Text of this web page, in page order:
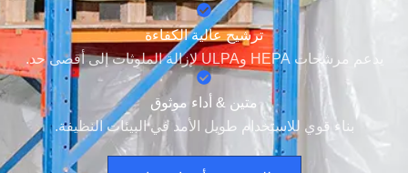
ترشيح عالية الكفاءة
يدعم مرشحات HEPA وULPA لإزالة الملوثات إلى أقصى حد.
متين & أداء موثوق
بناء قوي للاستخدام طويل الأمد في البيئات النظيفة.